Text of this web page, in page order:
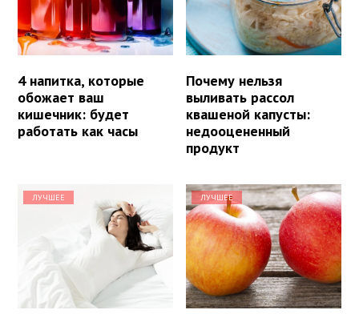
4 напитка, которые
обожает ваш
кишечник: будет
работать как часы
Почему нельзя
выливать рассол
квашеной капусты:
недооцененный
продукт
ЛУЧШЕЕ ЛУЧШЕЕ